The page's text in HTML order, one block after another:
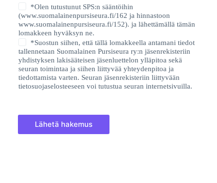
*Olen tutustunut SPS:n sääntöihin
(www.suomalainenpursiseura.fi/162 ja hinnastoon
www.suomalainenpursiseura.fi/152). ja lähettämällä tämän
lomakkeen hyväksyn ne.
*Suostun siihen, että tällä lomakkeella antamani tiedot
tallennetaan Suomalainen Pursiseura ry:n jäsenrekisteriin
yhdistyksen lakisääteisen jäsenluettelon ylläpitoa sekä
seuran toimintaa ja siihen liittyvää yhteydenpitoa ja
tiedottamista varten. Seuran jäsenrekisteriin liittyvään
tietosuojaselosteeseen voi tutustua seuran internetsivuilla.
Lähetä hakemus